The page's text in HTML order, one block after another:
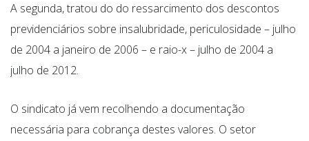
A segunda, tratou do do ressarcimento dos descontos
previdenciários sobre insalubridade, periculosidade – julho
de 2004 a janeiro de 2006 – e raio-x – julho de 2004 a
julho de 2012.
O sindicato já vem recolhendo a documentação
necessária para cobrança destes valores. O setor